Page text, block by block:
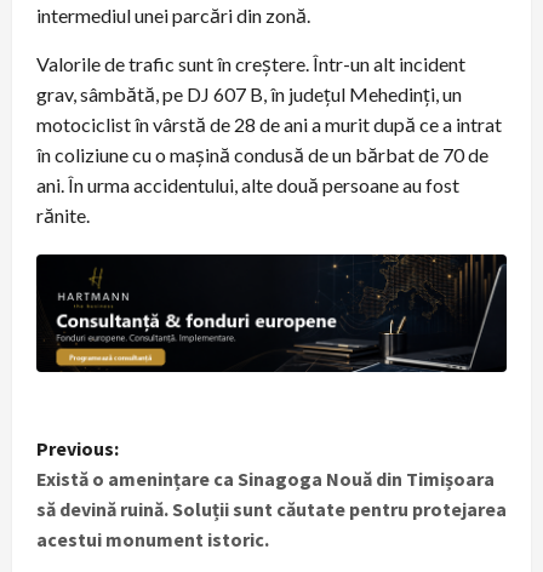
intermediul unei parcări din zonă.
Valorile de trafic sunt în creștere. Într-un alt incident
grav, sâmbătă, pe DJ 607 B, în județul Mehedinți, un
motociclist în vârstă de 28 de ani a murit după ce a intrat
în coliziune cu o mașină condusă de un bărbat de 70 de
ani. În urma accidentului, alte două persoane au fost
rănite.
P
o
s
Previous:
Există o amenințare ca Sinagoga Nouă din Timișoara
să devină ruină. Soluții sunt căutate pentru protejarea
acestui monument istoric.